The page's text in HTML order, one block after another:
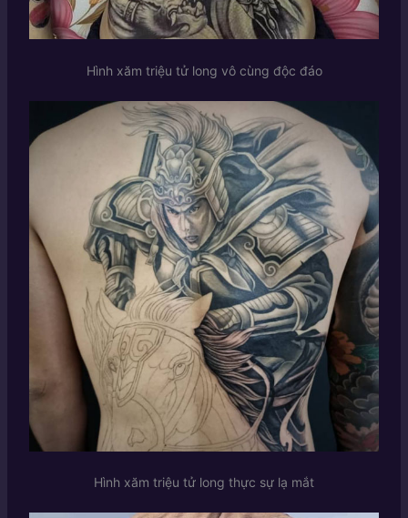
Hình xăm triệu tử long vô cùng độc đáo
Hình xăm triệu tử long thực sự lạ mắt